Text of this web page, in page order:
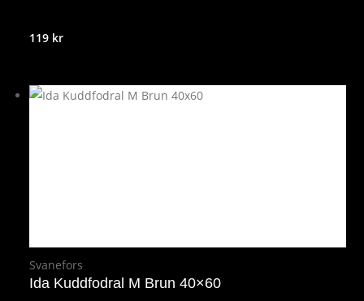
119 kr
Svanefors
Ida Kuddfodral M Brun 40×60